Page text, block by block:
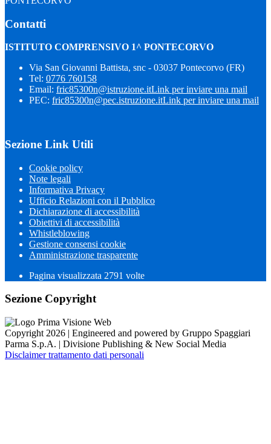
Contatti
ISTITUTO COMPRENSIVO 1^ PONTECORVO
Via San Giovanni Battista, snc - 03037 Pontecorvo (FR)
Tel: 0776 760158
Email: fric85300n@istruzione.itLink per inviare una mail
PEC: fric85300n@pec.istruzione.itLink per inviare una mail
Sezione Link Utili
Cookie policy
Note legali
Informativa Privacy
Ufficio Relazioni con il Pubblico
Dichiarazione di accessibilità
Obiettivi di accessibilità
Whistleblowing
Gestione consensi cookie
Amministrazione trasparente
Pagina visualizzata 2791 volte
Sezione Copyright
Copyright 2026 | Engineered and powered by Gruppo Spaggiari
Parma S.p.A. | Divisione Publishing & New Social Media
Disclaimer trattamento dati personali